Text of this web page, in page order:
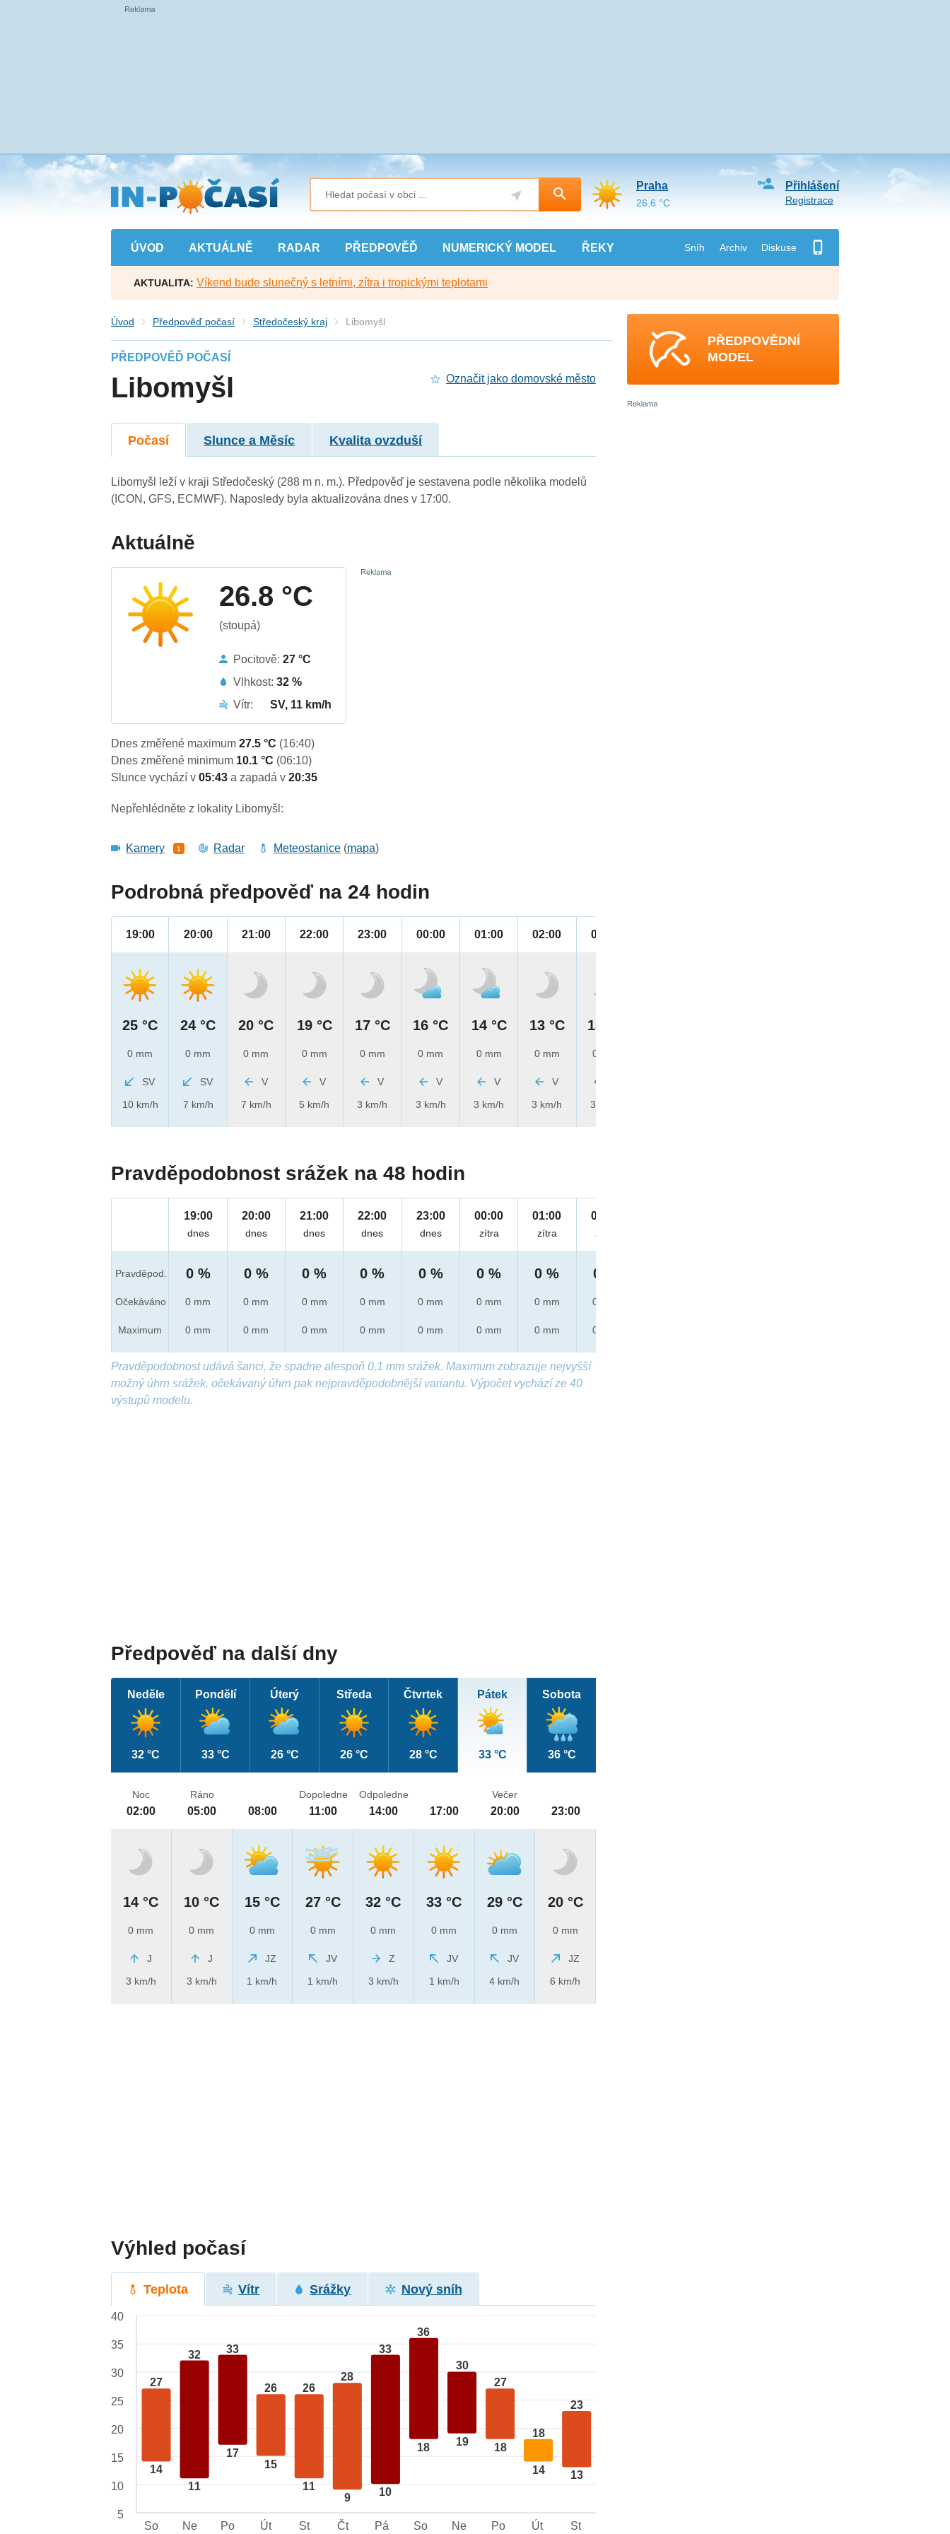
Přejít
na
hlavní
obsah
ÚVOD AKTUÁLNĚ RADAR PŘEDPOVĚĎ NUMERICKÝ MODEL ŘEKY Sníh Archiv Diskuse
Přihlášení
Registrace
Praha
26.6 °C
AKTUALITA: Víkend bude slunečný s letními, zítra i tropickými teplotami
Úvod Předpověď počasí Středočeský kraj Libomyšl
PŘEDPOVĚĎ POČASÍ
Libomyšl Označit jako domovské město
Počasí Slunce a Měsíc Kvalita ovzduší
Libomyšl leží v kraji Středočeský (288 m n. m.). Předpověď je sestavena podle několika modelů
(ICON, GFS, ECMWF). Naposledy byla aktualizována dnes v 17:00.
Aktuálně
26.8 °C
(stoupá)
Pocitově:27 °C
Vlhkost:32 %
Vítr:
SV, 11 km/h
Dnes změřené maximum27.5 °C (16:40)
Dnes změřené minimum 10.1 °C (06:10)
Slunce vychází v05:43a zapadá v20:35
Nepřehlédněte z lokality Libomyšl:
Kamery 1 Radar Meteostanice (mapa)
Podrobná předpověď na 24 hodin
19:00
25 °C
0 mm
SV
10 km/h
20:00
24 °C
0 mm
SV
7 km/h
21:00
20 °C
0 mm
V
7 km/h
22:00
19 °C
0 mm
V
5 km/h
23:00
17 °C
0 mm
V
3 km/h
00:00
16 °C
0 mm
V
3 km/h
01:00
14 °C
0 mm
V
3 km/h
02:00
13 °C
0 mm
V
3 km/h
03:00
13 °C
0 mm
3 km/h
Pravděpodobnost srážek na 48 hodin
Pravděpod.
Očekáváno
Maximum
19:00
dnes
0 %
0 mm
0 mm
20:00
dnes
0 %
0 mm
0 mm
21:00
dnes
0 %
0 mm
0 mm
22:00
dnes
0 %
0 mm
0 mm
23:00
dnes
0 %
0 mm
0 mm
00:00
zítra
0 %
0 mm
0 mm
01:00
zítra
0 %
0 mm
0 mm
02:00
zítra
0 %
0 mm
0 mm
Pravděpodobnost udává šanci, že spadne alespoň 0,1 mm srážek. Maximum zobrazuje nejvyšší
možný úhrn srážek, očekávaný úhrn pak nejpravděpodobnější variantu. Výpočet vychází ze 40
výstupů modelu.
Předpověď na další dny
Neděle
32 °C
Pondělí
33 °C
Úterý
26 °C
Středa
26 °C
Čtvrtek
28 °C
Pátek
33 °C
Sobota
36 °C
Noc
02:00
14 °C
0 mm
J
3 km/h
Ráno
05:00
10 °C
0 mm
J
3 km/h
08:00
15 °C
0 mm
JZ
1 km/h
Dopoledne
11:00
27 °C
0 mm
JV
1 km/h
Odpoledne
14:00
32 °C
0 mm
Z
3 km/h
17:00
33 °C
0 mm
JV
1 km/h
Večer
20:00
29 °C
0 mm
JV
4 km/h
23:00
20 °C
0 mm
JZ
6 km/h
Výhled počasí
Teplota Vítr Srážky Nový sníh
27
14
32
11
33
17
26
15
26
11
28
9
33
10
36
18
30
19
27
18
18
14
23
13
40
35
30
25
20
15
10
5
So
Ne Po Út St Čt Pá So Ne Po Út St
PŘEDPOVĚDNÍ
MODEL